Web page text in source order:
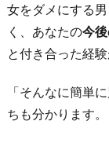
女をダメにする
く、あなたの今
と付き合った経
「そんなに簡単
ちも分かります。